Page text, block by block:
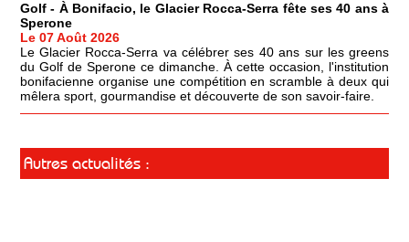
Golf - À Bonifacio, le Glacier Rocca-Serra fête ses 40 ans à
Sperone
Le 07 Août 2026
Le Glacier Rocca-Serra va célébrer ses 40 ans sur les greens
du Golf de Sperone ce dimanche. À cette occasion, l'institution
bonifacienne organise une compétition en scramble à deux qui
mêlera sport, gourmandise et découverte de son savoir-faire.
Autres actualités :